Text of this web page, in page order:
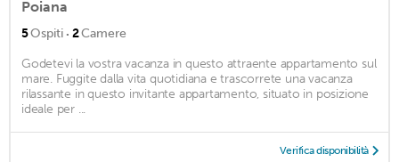
Poiana
5Ospiti · 2Camere
Godetevi la vostra vacanza in questo attraente appartamento sul
mare. Fuggite dalla vita quotidiana e trascorrete una vacanza
rilassante in questo invitante appartamento, situato in posizione
ideale per ...
Verifica disponibilità